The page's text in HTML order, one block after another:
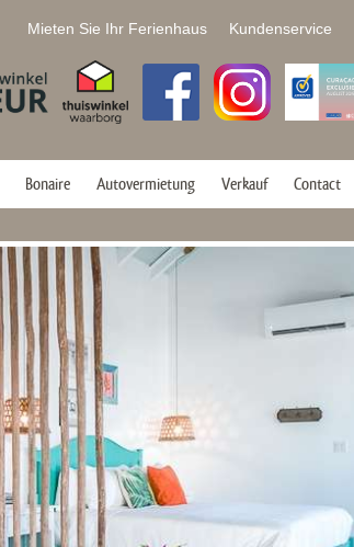
Mieten Sie Ihr Ferienhaus Kundenservice
Bonaire Autovermietung Verkauf Contact